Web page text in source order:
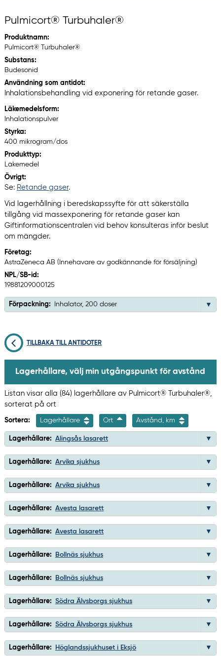
Pulmicort® Turbuhaler®
Produktnamn:
Pulmicort® Turbuhaler®
Substans:
Budesonid
Användning som antidot:
Inhalationsbehandling vid exponering för retande gaser.
Läkemedelsform:
Inhalationspulver
Styrka:
400 mikrogram/dos
Produkttyp:
Läkemedel
Övrigt:
Se: Retande gaser.
Vid lagerhållning i beredskapssyfte för att säkerställa
tillgång vid massexponering för retande gaser kan
Giftinformationscentralen vid behov konsulteras inför beslut
om mängder.
Företag:
AstraZeneca AB (Innehavare av godkännande för försäljning)
NPL/SB-id:
19881209000125
Förpackning: Inhalator, 200 doser
TILLBAKA TILL ANTIDOTER
Lagerhållare, välj min utgångspunkt för avstånd
Listan visar alla (84) lagerhållare av Pulmicort® Turbuhaler®,
sorterat på ort
Sortera: Lagerhållare Ort Avstånd, km
Lagerhållare: Alingsås lasarett
Lagerhållare: Arvika sjukhus
Lagerhållare: Arvika sjukhus
Lagerhållare: Avesta lasarett
Lagerhållare: Avesta lasarett
Lagerhållare: Bollnäs sjukhus
Lagerhållare: Bollnäs sjukhus
Lagerhållare: Södra Älvsborgs sjukhus
Lagerhållare: Södra Älvsborgs sjukhus
Lagerhållare: Höglandssjukhuset i Eksjö